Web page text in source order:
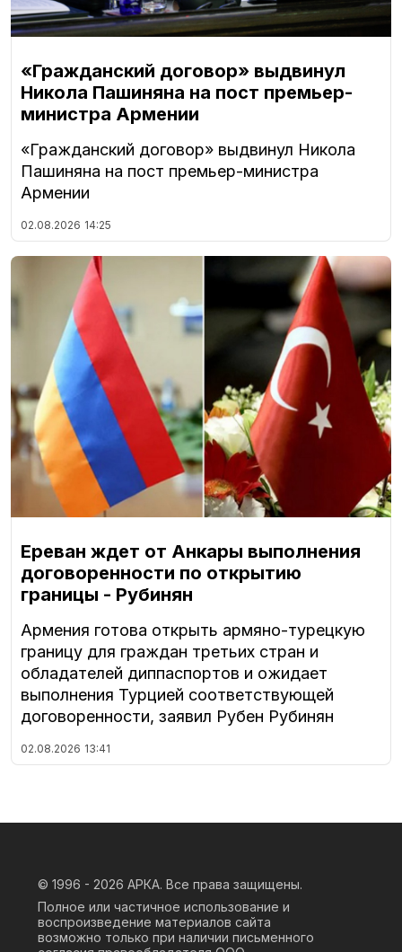
«Гражданский договор» выдвинул
Никола Пашиняна на пост премьер-
министра Армении
«Гражданский договор» выдвинул Никола
Пашиняна на пост премьер-министра
Армении
02.08.2026 14:25
Ереван ждет от Анкары выполнения
договоренности по открытию
границы - Рубинян
Армения готова открыть армяно-турецкую
границу для граждан третьих стран и
обладателей диппаспортов и ожидает
выполнения Турцией соответствующей
договоренности, заявил Рубен Рубинян
02.08.2026 13:41
© 1996 - 2026 АРКА. Все права защищены.
Полное или частичное использование и
воспроизведение материалов сайта
возможно только при наличии письменного